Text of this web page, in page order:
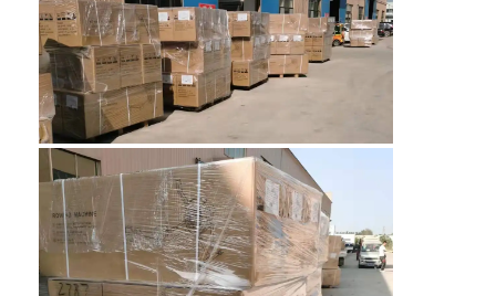
मधुकोश कन्वेयर बेल्ट
कन्वेयर चेन प्लेट
सोलर फोटोवोल्टिक मेश बेल्ट
चेन मेष बेल्ट
सर्पिल फ्रीजर बेल्ट
ओवन कन्वेयर बेल्ट